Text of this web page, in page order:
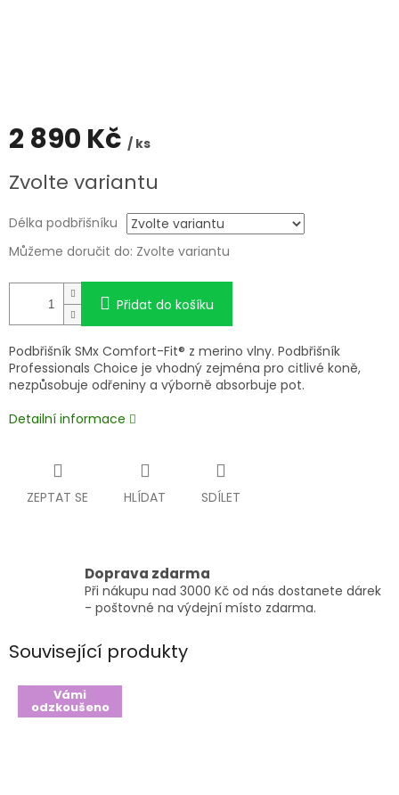
2 890 Kč / ks
cena:
Zvolte variantu
Délka podbřišníku
Můžeme doručit do: Zvolte variantu
Přidat do košíku
Podbřišník SMx Comfort-Fit® z merino vlny. Podbřišník
Professionals Choice je vhodný zejména pro citlivé koně,
nezpůsobuje odřeniny a výborně absorbuje pot.
Detailní informace
ZEPTAT SE HLÍDAT SDÍLET
Doprava zdarma
Při nákupu nad 3000 Kč od nás dostanete dárek
- poštovné na výdejní místo zdarma.
Související produkty
Vámi
odzkoušeno